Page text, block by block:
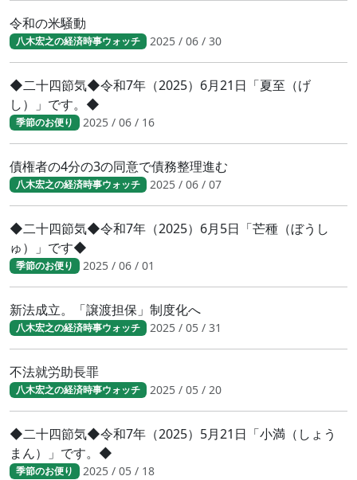
令和の米騒動
八木宏之の経済時事ウォッチ 2025 / 06 / 30
◆二十四節気◆令和7年（2025）6月21日「夏至（げ
し）」です。◆
季節のお便り 2025 / 06 / 16
債権者の4分の3の同意で債務整理進む
八木宏之の経済時事ウォッチ 2025 / 06 / 07
◆二十四節気◆令和7年（2025）6月5日「芒種（ぼうし
ゅ）」です◆
季節のお便り 2025 / 06 / 01
新法成立。「譲渡担保」制度化へ
八木宏之の経済時事ウォッチ 2025 / 05 / 31
不法就労助長罪
八木宏之の経済時事ウォッチ 2025 / 05 / 20
◆二十四節気◆令和7年（2025）5月21日「小満（しょう
まん）」です。◆
季節のお便り 2025 / 05 / 18